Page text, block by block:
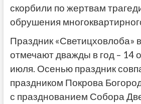
скорбили по жертвам
обрушения
Праздник «Светицховлоба»
отмечают дважды в год – 14
июля. Осенью праздник
праздником Покрова
с празднованием Собора